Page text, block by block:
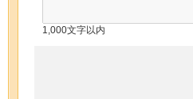
1,000文字以内